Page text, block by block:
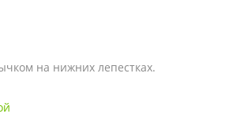
на нижних лепестках.